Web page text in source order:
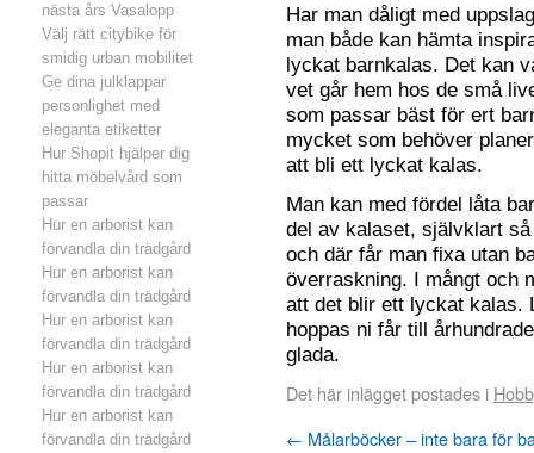
nästa års Vasalopp
Välj rätt citybike för
smidig urban mobilitet
Ge dina julklappar
personlighet med
eleganta etiketter
Hur Shopit hjälper dig
hitta möbelvård som
passar
Hur en arborist kan
förvandla din trädgård
Hur en arborist kan
förvandla din trädgård
Hur en arborist kan
förvandla din trädgård
Hur en arborist kan
förvandla din trädgård
Hur en arborist kan
förvandla din trädgård
Har man dåligt med
man både kan hämta
lyckat barnkalas. Det kan
vet går hem hos de små
som passar bäst för ert
mycket som behöver
att bli ett lyckat kalas.
Man kan med fördel låta
del av kalaset, självklart
och där får man fixa utan
överraskning. I mångt och
att det blir ett lyckat kalas.
hoppas ni får till
glada.
Det här inlägget postades i
← Målarböcker – inte bara för